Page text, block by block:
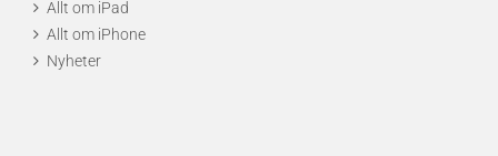
Allt om iPad
Allt om iPhone
Nyheter